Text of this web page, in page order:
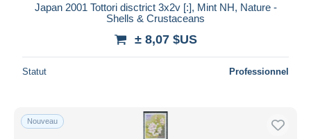
Japan 2001 Tottori disctrict 3x2v [:], Mint NH, Nature -
Shells & Crustaceans
± 8,07 $US
Statut Professionnel
Nouveau